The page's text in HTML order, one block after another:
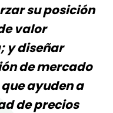
su posición
valor
y diseñar
de mercado
ayuden a
de precios